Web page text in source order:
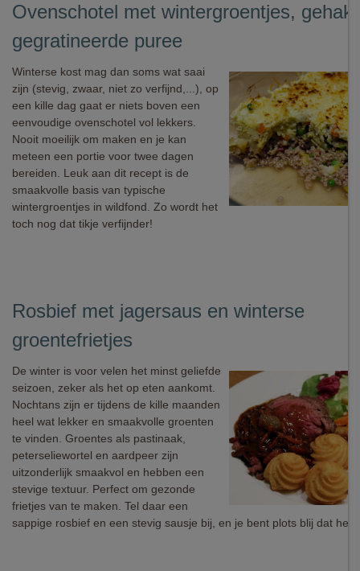
Ovenschotel met wintergroentjes,
gegratineerde puree
Winterse kost mag dan soms wat saai
zijn (stevig, zwaar, niet zo verfijnd,...), op
een kille dag gaat er niets boven een
eenvoudige ovenschotel vol lekkers.
Nooit moeilijk om maken en je kan
meteen een portie voor twee dagen
bereiden. Leuk aan dit recept is de
smaakvolle basis van typische
wintergroentjes in wildfond. Zo wordt het
toch nog dat tikje verfijnder!
Rosbief met jagersaus en winterse
groentefrietjes
De winter is voor velen het minst geliefde
seizoen, zeker als het op eten aankomt.
Nochtans zijn er tijdens de kille maanden
heel wat lekker en smaakvolle groenten
te vinden. Groentes als pastinaak,
peterseliewortel en aardpeer zijn
uitzonderlijk smaakvol en hebben een
stevige textuur. Perfect om gezonde
frietjes van te maken. Tel daar een
sappige rosbief en een stevig sausje bij, en je bent plots blij dat het